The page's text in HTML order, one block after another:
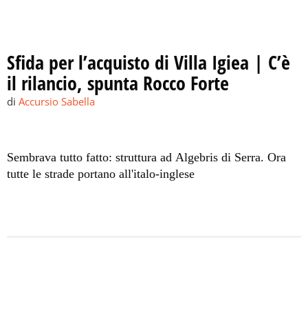
Sfida per l’acquisto di Villa Igiea | C’è
il rilancio, spunta Rocco Forte
di Accursio Sabella
Sembrava tutto fatto: struttura ad Algebris di Serra. Ora
tutte le strade portano all'italo-inglese